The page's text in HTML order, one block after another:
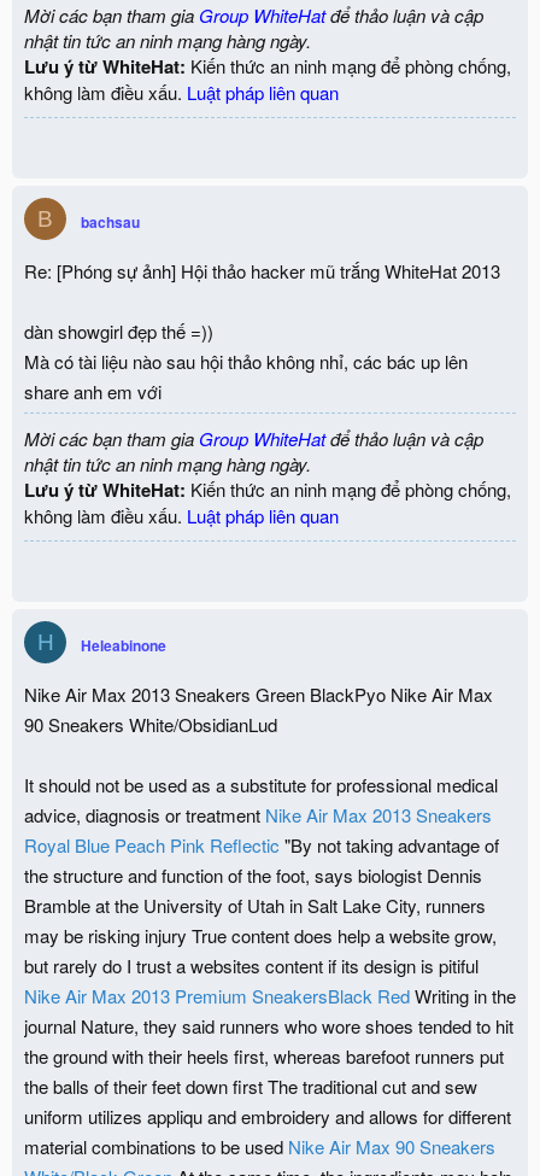
Mời các bạn tham gia Group WhiteHatđể thảo luận và cập
nhật tin tức an ninh mạng hàng ngày.
Lưu ý từ WhiteHat: Kiến thức an ninh mạng để phòng chống,
không làm điều xấu. Luật pháp liên quan
B bachsau
Re: [Phóng sự ảnh] Hội thảo hacker mũ trắng WhiteHat 2013
dàn showgirl đẹp thế =))
Mà có tài liệu nào sau hội thảo không nhỉ, các bác up lên
share anh em với
Mời các bạn tham gia Group WhiteHatđể thảo luận và cập
nhật tin tức an ninh mạng hàng ngày.
Lưu ý từ WhiteHat: Kiến thức an ninh mạng để phòng chống,
không làm điều xấu. Luật pháp liên quan
H Heleabinone
Nike Air Max 2013 Sneakers Green BlackPyo Nike Air Max
90 Sneakers White/ObsidianLud
It should not be used as a substitute for professional medical
advice, diagnosis or treatment Nike Air Max 2013 Sneakers
Royal Blue Peach Pink Reflectic "By not taking advantage of
the structure and function of the foot, says biologist Dennis
Bramble at the University of Utah in Salt Lake City, runners
may be risking injury True content does help a website grow,
but rarely do I trust a websites content if its design is pitiful
Nike Air Max 2013 Premium SneakersBlack RedWriting in the
journal Nature, they said runners who wore shoes tended to hit
the ground with their heels first, whereas barefoot runners put
the balls of their feet down first The traditional cut and sew
uniform utilizes appliqu and embroidery and allows for different
material combinations to be used Nike Air Max 90 Sneakers